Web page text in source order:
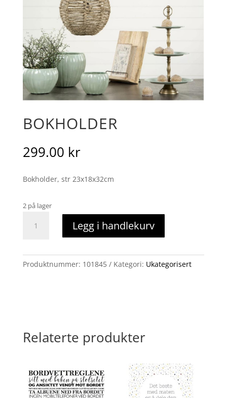
BOKHOLDER
299.00 kr
Bokholder, str 23x18x32cm
2 på lager
antall
Legg i handlekurv
Produktnummer: 101845 Kategori: Ukategorisert
Relaterte produkter